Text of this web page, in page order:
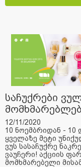
საჩუქრები
12/11/2020
10 ნოემბრიდან -
ყველაზე მეტი
ვუს სასაჩუქრე
ვაუჩერი! აქციის
მომხმარებელი